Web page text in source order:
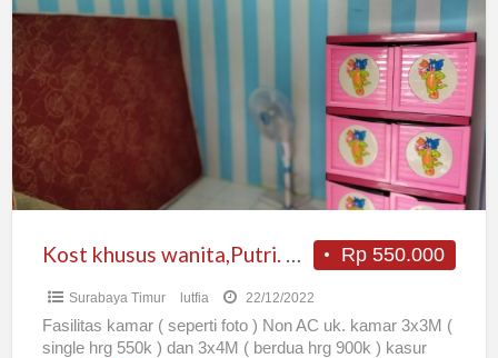
khusus
wanita,Putri.
DIsewakan
Bulanan.
Dekat
stikom,
perbanas,
Merr
Rp 550.000
Kost khusus wanita,Putri. DIsewakan Bulanan. Dekat stikom, perbanas, Merr
Surabaya Timur lutfia 22/12/2022
Fasilitas kamar ( seperti foto ) Non AC uk. kamar 3x3M (
single hrg 550k ) dan 3x4M ( berdua hrg 900k ) kasur